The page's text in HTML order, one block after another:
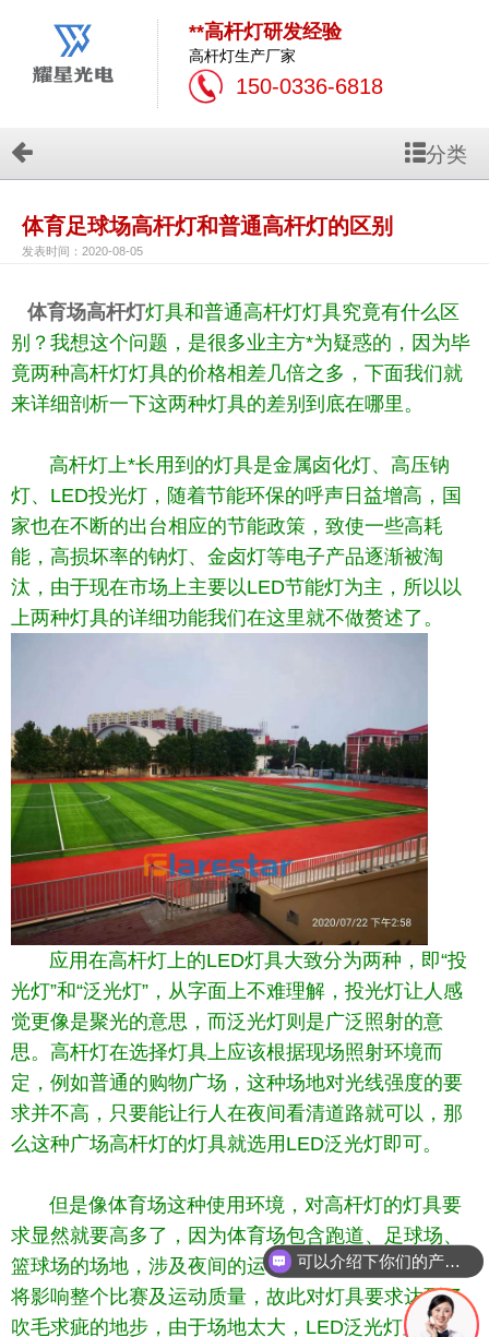
**高杆灯研发经验
高杆灯生产厂家
150-0336-6818
分类
体育足球场高杆灯和普通高杆灯的区别
发表时间：2020-08-05
体育场高杆灯灯具和普通高杆灯灯具究竟有什么区
别？我想这个问题，是很多业主方*为疑惑的，因为毕
竟两种高杆灯灯具的价格相差几倍之多，下面我们就
来详细剖析一下这两种灯具的差别到底在哪里。
高杆灯上*长用到的灯具是金属卤化灯、高压钠
灯、LED投光灯，随着节能环保的呼声日益增高，国
家也在不断的出台相应的节能政策，致使一些高耗
能，高损坏率的钠灯、金卤灯等电子产品逐渐被淘
汰，由于现在市场上主要以LED节能灯为主，所以以
上两种灯具的详细功能我们在这里就不做赘述了。
应用在高杆灯上的LED灯具大致分为两种，即“投
光灯”和“泛光灯”，从字面上不难理解，投光灯让人感
觉更像是聚光的意思，而泛光灯则是广泛照射的意
思。高杆灯在选择灯具上应该根据现场照射环境而
定，例如普通的购物广场，这种场地对光线强度的要
求并不高，只要能让行人在夜间看清道路就可以，那
么这种广场高杆灯的灯具就选用LED泛光灯即可。
但是像体育场这种使用环境，对高杆灯的灯具要
求显然就要高多了，因为体育场包含跑道、足球场、
篮球场的场地，涉及夜间的运动及比赛，光线差的话
将影响整个比赛及运动质量，故此对灯具要求达到了
吹毛求疵的地步，由于场地太大，LED泛光灯显然不
可以介绍下你们的产品么